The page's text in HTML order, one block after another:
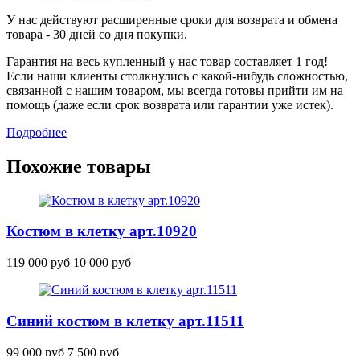
У нас действуют расширенные сроки для возврата и обмена
товара - 30 дней со дня покупки.
Гарантия на весь купленный у нас товар составляет 1 год!
Если наши клиенты столкнулись с какой-нибудь сложностью,
связанной с нашим товаром, мы всегда готовы прийти им на
помощь (даже если срок возврата или гарантии уже истек).
Подробнее
Похожие товары
Костюм в клетку арт.10920
119 000 руб 10 000 руб
Синий костюм в клетку арт.11511
99 000 руб 7 500 руб